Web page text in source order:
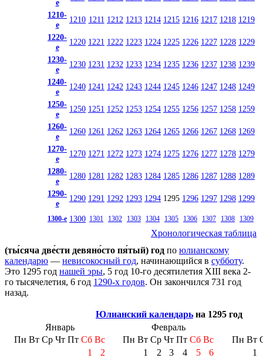
е
1210-
е
1210 1211 1212 1213 1214 1215 1216 1217 1218 1219
1220-
е
1220 1221 1222 1223 1224 1225 1226 1227 1228 1229
1230-
е
1230 1231 1232 1233 1234 1235 1236 1237 1238 1239
1240-
е
1240 1241 1242 1243 1244 1245 1246 1247 1248 1249
1250-
е
1250 1251 1252 1253 1254 1255 1256 1257 1258 1259
1260-
е
1260 1261 1262 1263 1264 1265 1266 1267 1268 1269
1270-
е
1270 1271 1272 1273 1274 1275 1276 1277 1278 1279
1280-
е
1280 1281 1282 1283 1284 1285 1286 1287 1288 1289
1290-
е
1290 1291 1292 1293 1294 1295 1296 1297 1298 1299
1300-е 1300 1301 1302 1303 1304 1305 1306 1307 1308 1309
Хронологическая таблица
(ты́сяча две́сти девяно́сто пя́тый) год по юлианскому
календарю — невисокосный год, начинающийся в субботу.
Это 1295 год нашей эры, 5 год 10-го десятилетия XIII века 2-
го тысячелетия, 6 год 1290-х годов. Он закончился 731 год
назад.
Юлианский календарь на 1295 год
Январь
Пн Вт Ср Чт Пт Сб Вс
1
2
Февраль
Пн Вт Ср Чт Пт Сб Вс
1
2 3 4 5
6
Пн Вт
1